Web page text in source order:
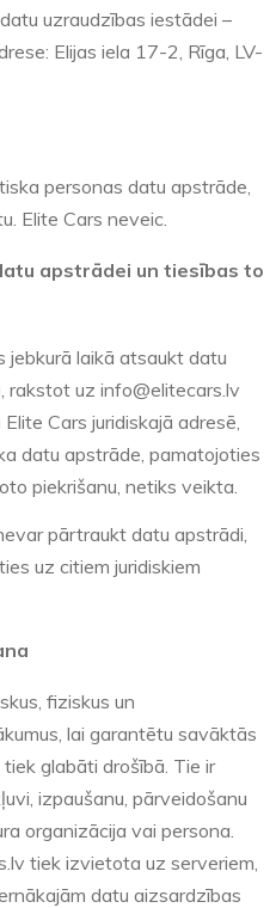
uzraudzības iestādei –
Elijas iela 17-2, Rīga, LV-
personas datu apstrāde,
Elite Cars neveic.
apstrādei un tiesības to
jebkurā laikā atsaukt datu
rakstot uz info@elitecars.lv
Cars juridiskajā adresē,
datu apstrāde, pamatojoties
piekrišanu, netiks veikta.
pārtraukt datu apstrādi,
uz citiem juridiskiem
fiziskus un
lai garantētu savāktās
glabāti drošībā. Tie ir
izpaušanu, pārveidošanu
organizācija vai persona.
tiek izvietota uz serveriem,
datu aizsardzības